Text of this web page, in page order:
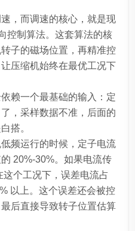
，而调速的核心，就是现
控制算法。这套算法的核
子的磁场位置，再精准控
压缩机始终在最优工况下
赖一个最基础的输入：定
，采样数据不准，后面的
搭。
频运行的时候，定子电流
20%-30%。如果电流传
个工况下，误差电流占
以上。这个误差还会被控
后直接导致转子位置估算